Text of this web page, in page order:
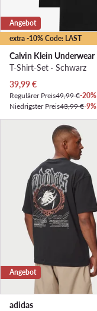
extra -10% Code: LAST
Angebot
Calvin Klein Underwear
T-Shirt-Set · Schwarz
Aktueller Preis
39,99€
Regulärer Preis49,99 €-20%
Niedrigster Preis43,99 €-9%
Angebot
adidas